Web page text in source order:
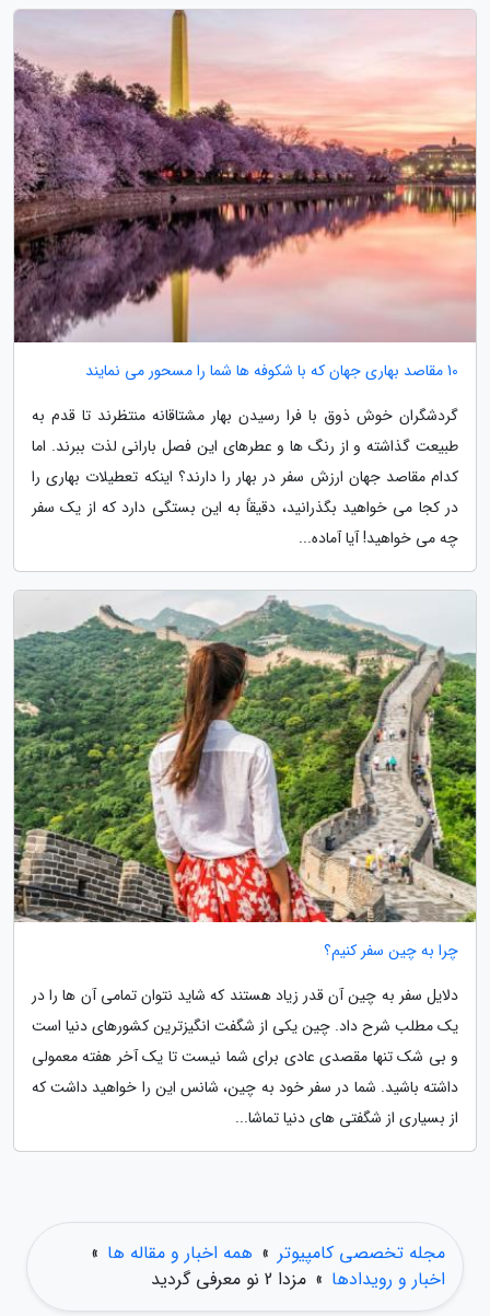
10 مقاصد بهاری جهان که با شکوفه ها شما را مسحور می نمایند
گردشگران خوش ذوق با فرا رسیدن بهار مشتاقانه منتظرند تا قدم به
طبیعت گذاشته و از رنگ ها و عطرهای این فصل بارانی لذت ببرند. اما
کدام مقاصد جهان ارزش سفر در بهار را دارند؟ اینکه تعطیلات بهاری را
در کجا می خواهید بگذرانید، دقیقاً به این بستگی دارد که از یک سفر
چه می خواهید! آیا آماده...
چرا به چین سفر کنیم؟
دلایل سفر به چین آن قدر زیاد هستند که شاید نتوان تمامی آن ها را در
یک مطلب شرح داد. چین یکی از شگفت انگیزترین کشورهای دنیا است
و بی شک تنها مقصدی عادی برای شما نیست تا یک آخر هفته معمولی
داشته باشید. شما در سفر خود به چین، شانس این را خواهید داشت که
از بسیاری از شگفتی های دنیا تماشا...
مجله تخصصی کامپیوتر » همه اخبار و مقاله ها »
اخبار و رویدادها » مزدا 2 نو معرفی گردید